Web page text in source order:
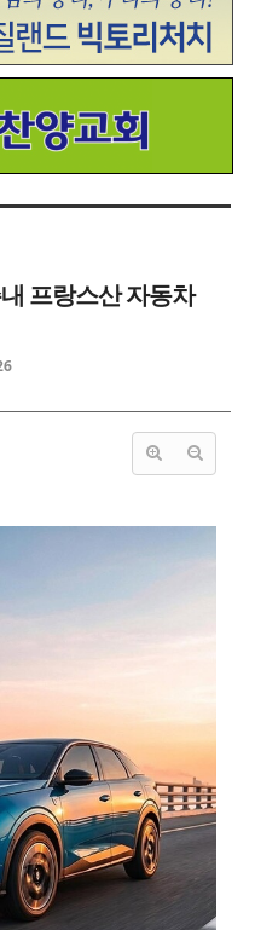
프랑스산 자동차